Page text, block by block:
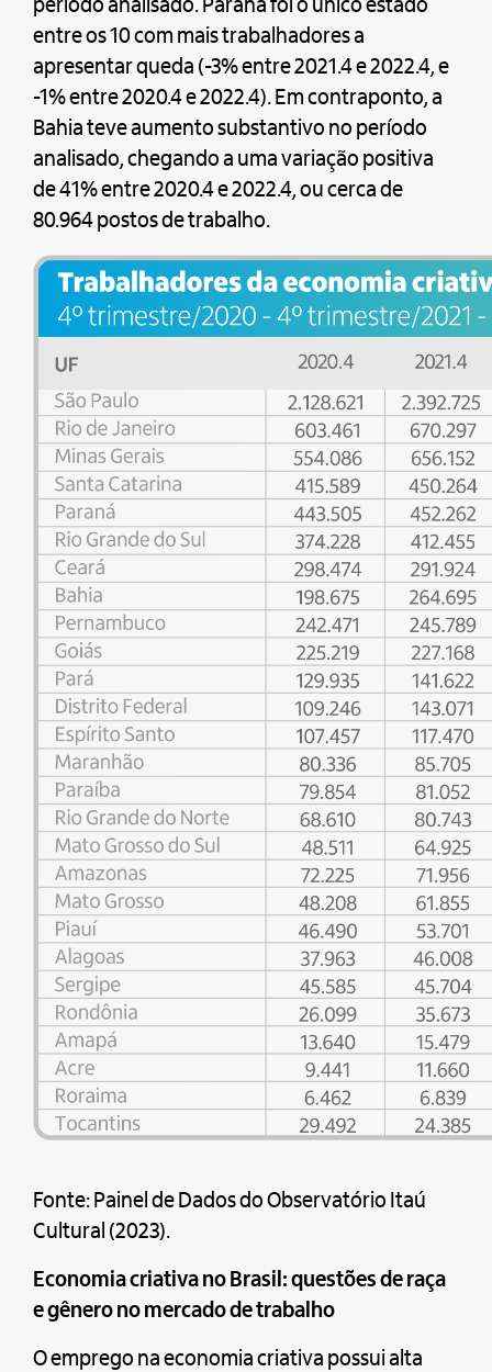
período analisado. Paraná foi o único estado
entre os 10 com mais trabalhadores a
apresentar queda (-3% entre 2021.4 e 2022.4, e
-1% entre 2020.4 e 2022.4). Em contraponto, a
Bahia teve aumento substantivo no período
analisado, chegando a uma variação positiva
de 41% entre 2020.4 e 2022.4, ou cerca de
80.964 postos de trabalho.
Fonte: Painel de Dados do Observatório Itaú
Cultural (2023).
Economia criativa no Brasil: questões de raça
e gênero no mercado de trabalho
O emprego na economia criativa possui alta